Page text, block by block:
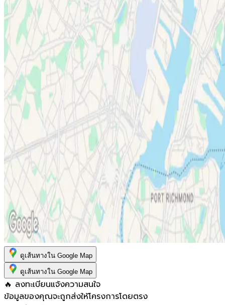
ดูเส้นทางใน Google Map
ดูเส้นทางใน Google Map
🔥 ลงทะเบียนแจ้งความสนใจ
ข้อมูลของคุณจะถูกส่งให้โครงการโดยตรง